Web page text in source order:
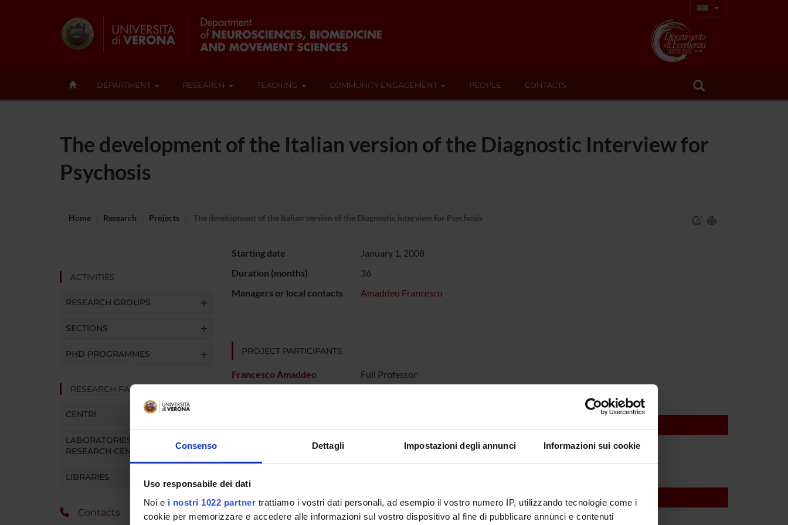
Consenso Dettagli Impostazioni degli annunci Informazioni sui cookie
Uso responsabile dei dati
Noi e i nostri 1022 partner trattiamo i vostri dati personali, ad esempio il vostro numero IP, utilizzando tecnologie come i
cookie per memorizzare e accedere alle informazioni sul vostro dispositivo al fine di pubblicare annunci e contenuti
DEPARTMENT RESEARCH TEACHING COMMUNITY ENGAGEMENT PEOPLE CONTACTS
The development of the Italian version of the Diagnostic Interview for
Psychosis
Home Research Projects The development of the Italian version of the Diagnostic Interview for Psychosis
ACTIVITIES
RESEARCH GROUPS
SECTIONS
PHD PROGRAMMES
RESEARCH FACILITIES
CENTRI
LABORATORIES AND
RESEARCH CENTRES
LIBRARIES
Contacts
Starting date
January 1, 2008
Duration (months)
36
Managers or local contacts
Amaddeo Francesco
PROJECT PARTICIPANTS
Francesco Amaddeo Full Professor
SECTIONS
Section of Psychiatry and Clinical Psychology